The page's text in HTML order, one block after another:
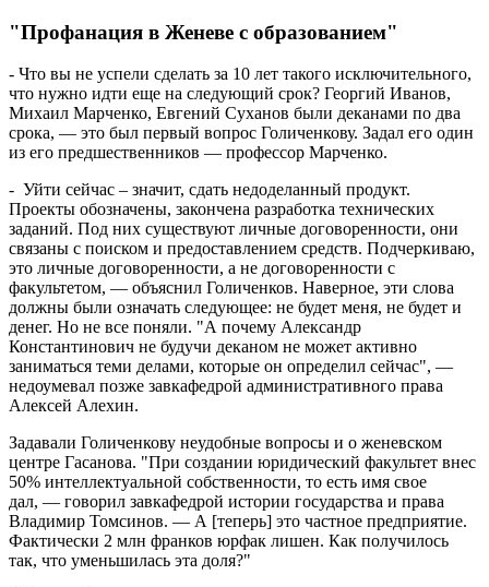
"Профанация в Женеве с образованием"
- Что вы не успели сделать за 10 лет такого исключительного,
что нужно идти еще на следующий срок? Георгий Иванов,
Михаил Марченко, Евгений Суханов были деканами по два
срока, — это был первый вопрос Голиченкову. Задал его один
из его предшественников — профессор Марченко.
- Уйти сейчас – значит, сдать недоделанный продукт.
Проекты обозначены, закончена разработка технических
заданий. Под них существуют личные договоренности, они
связаны с поиском и предоставлением средств. Подчеркиваю,
это личные договоренности, а не договоренности с
факультетом, — объяснил Голиченков. Наверное, эти слова
должны были означать следующее: не будет меня, не будет и
денег. Но не все поняли. "А почему Александр
Константинович не будучи деканом не может активно
заниматься теми делами, которые он определил сейчас", —
недоумевал позже завкафедрой административного права
Алексей Алехин.
Задавали Голиченкову неудобные вопросы и о женевском
центре Гасанова. "При создании юридический факультет внес
50% интеллектуальной собственности, то есть имя свое
дал, — говорил завкафедрой истории государства и права
Владимир Томсинов. — А [теперь] это частное предприятие.
Фактически 2 млн франков юрфак лишен. Как получилось
так, что уменьшилась эта доля?"